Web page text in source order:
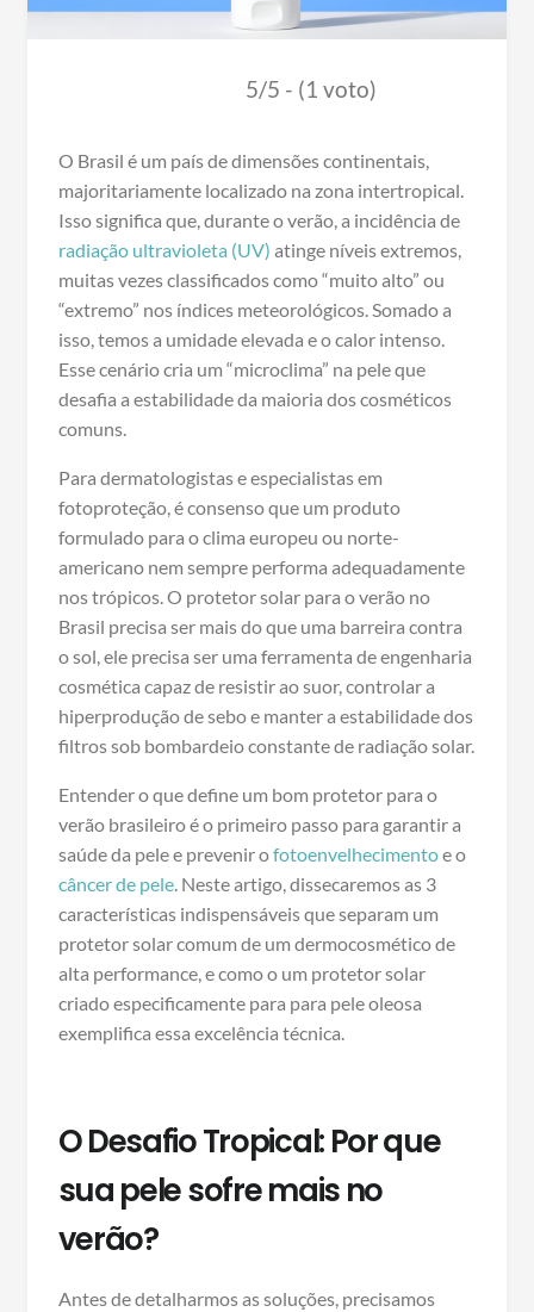
5/5 - (1 voto)
O Brasil é um país de dimensões continentais,
majoritariamente localizado na zona intertropical.
Isso significa que, durante o verão, a incidência de
radiação ultravioleta (UV) atinge níveis extremos,
muitas vezes classificados como “muito alto” ou
“extremo” nos índices meteorológicos. Somado a
isso, temos a umidade elevada e o calor intenso.
Esse cenário cria um “microclima” na pele que
desafia a estabilidade da maioria dos cosméticos
comuns.
Para dermatologistas e especialistas em
fotoproteção, é consenso que um produto
formulado para o clima europeu ou norte-
americano nem sempre performa adequadamente
nos trópicos. O protetor solar para o verão no
Brasil precisa ser mais do que uma barreira contra
o sol, ele precisa ser uma ferramenta de engenharia
cosmética capaz de resistir ao suor, controlar a
hiperprodução de sebo e manter a estabilidade dos
filtros sob bombardeio constante de radiação solar.
Entender o que define um bom protetor para o
verão brasileiro é o primeiro passo para garantir a
saúde da pele e prevenir ofotoenvelhecimentoe o
câncer de pele. Neste artigo, dissecaremos as 3
características indispensáveis que separam um
protetor solar comum de um dermocosmético de
alta performance, e como o um protetor solar
criado especificamente para para pele oleosa
exemplifica essa excelência técnica.
O Desafio Tropical: Por que
sua pele sofre mais no
verão?
Antes de detalharmos as soluções, precisamos